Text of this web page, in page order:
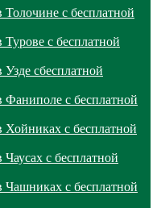
с бесплатной
с бесплатной
сбесплатной
с бесплатной
с бесплатной
с бесплатной
с бесплатной